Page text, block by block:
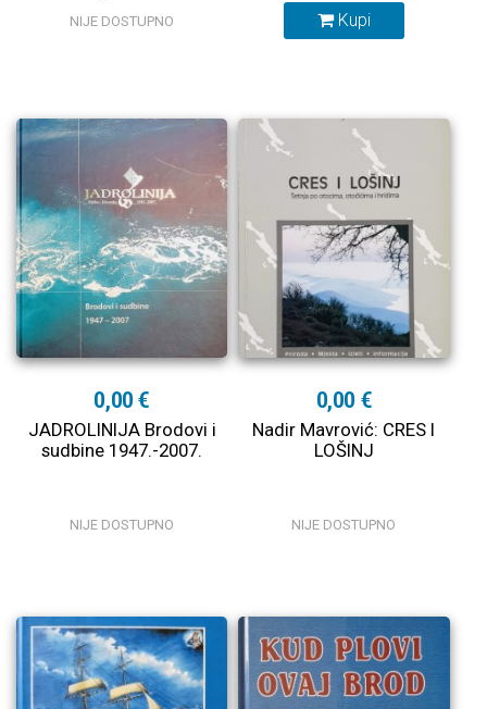
NIJE DOSTUPNO Kupi
0,00 €
JADROLINIJA Brodovi i
sudbine 1947.-2007.
NIJE DOSTUPNO
0,00 €
Nadir Mavrović: CRES I
LOŠINJ
NIJE DOSTUPNO